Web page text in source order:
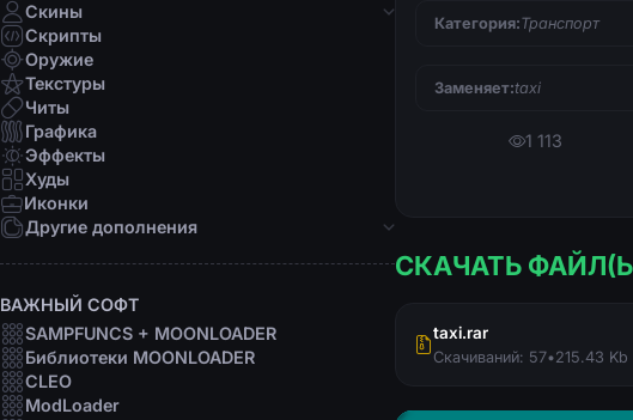
Скины
Банды
Афро-американцы
Латино
Мафии
Организации
Девушки
Персоны
Рофл
Скрипты
Оружие
Текстуры
Читы
Графика
Эффекты
Худы
Иконки
Другие дополнения
Звуки
Анимации
Шрифты
Прицелы
Радары
Программы
ВАЖНЫЙ СОФТ
SAMPFUNCS + MOONLOADER
Библиотеки MOONLOADER
CLEO
ModLoader
Категория:Транспорт
Заменяет:taxi
1 113
СКАЧАТЬ
taxi.rar
Скачиваний: 57•215.43 Kb